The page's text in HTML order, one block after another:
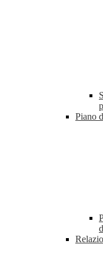
Piano